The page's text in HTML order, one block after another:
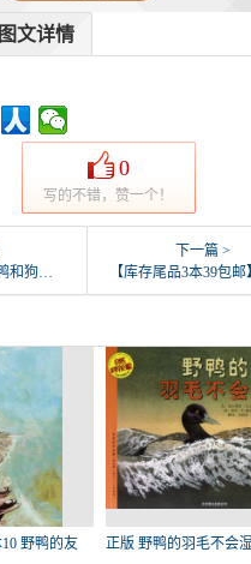
图文详情
0
写的不错，赞一个！
专营店仅售18.6元)
下一篇 >
【库存尾品3本39包邮】伊坂幸太郎作品：哦！爸爸们-淮安老侯野鸭(书虫图书专
野鸭的友 正版 野鸭的羽毛不会